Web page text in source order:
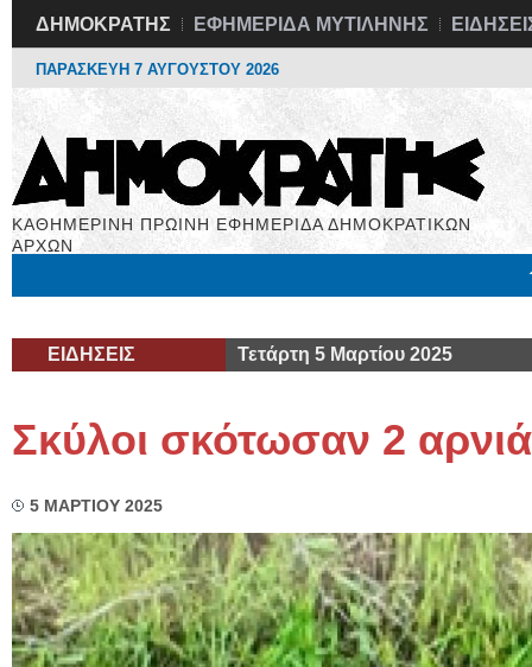
ΔΗΜΟΚΡΑΤΗΣ ΕΦΗΜΕΡΙΔΑ ΜΥΤΙΛΗΝΗΣ
ΠΑΡΑΣΚΕΥΗ 7 ΑΥΓΟΥΣΤΟΥ 2026
ΚΑΘΗΜΕΡΙΝΗ ΠΡΩΙΝΗ ΕΦΗΜΕΡΙΔΑ ΔΗΜΟΚΡΑΤΙΚΩΝ
ΑΡΧΩΝ
ΕΙΔΗΣΕΙΣ Τετάρτη 5 Μαρτίου 2025
Σκύλοι σκότωσαν 2 αρνιά
5 ΜΑΡΤΙΟΥ 2025